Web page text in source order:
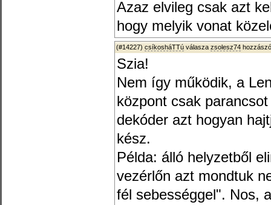
Azaz elvileg csak azt
hogy melyik vonat
(#14227) csíkosháTTú válasza zsolesz74
Szia!
Nem így működik, a
központ csak
dekóder azt hogyan
kész.
Példa: álló helyzetből
vezérlőn azt mondtuk
fél sebességgel". Nos,